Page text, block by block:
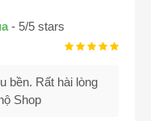
- 5/5 stars
bền. Rất hài lòng
Shop